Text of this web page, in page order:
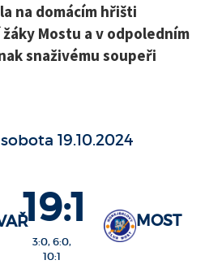
na domácím hřišti
Mostu a v odpoledním
snaživému soupeři
19.10.2024
19:1
3:0, 6:0,
10:1
MOST